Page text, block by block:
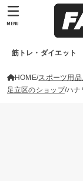
筋トレ・ダイエット
MENU
HOME スポーツ用品
足立区のショップ ハナ